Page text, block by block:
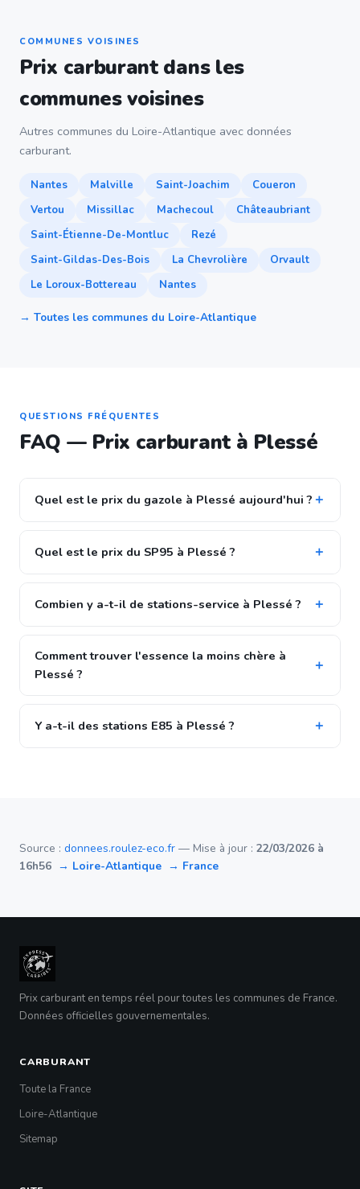
COMMUNES VOISINES
Prix carburant dans les
communes voisines
Autres communes du Loire-Atlantique avec données
carburant.
Nantes Malville Saint-Joachim
Coueron
Vertou
Missillac Machecoul
Châteaubriant
Saint-Étienne-De-Montluc
Rezé
Saint-Gildas-Des-Bois
La Chevrolière
Orvault
Le Loroux-Bottereau
Nantes
→ Toutes les communes du Loire-Atlantique
QUESTIONS FRÉQUENTES
FAQ — Prix carburant à Plessé
Quel est le prix du gazole à Plessé aujourd'hui ?
Quel est le prix du SP95 à Plessé ?
Combien y a-t-il de stations-service à Plessé ?
Comment trouver l'essence la moins chère à
Plessé ?
Y a-t-il des stations E85 à Plessé ?
Source : donnees.roulez-eco.fr — Mise à jour : 22/03/2026 à
16h56 → Loire-Atlantique → France
Prix carburant en temps réel pour toutes les communes de France.
Données officielles gouvernementales.
CARBURANT
Toute la France
Loire-Atlantique
Sitemap